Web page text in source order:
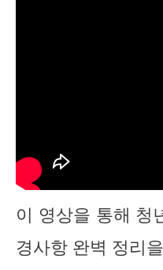
이 영상을 통해 청
경사항 완벽 정리